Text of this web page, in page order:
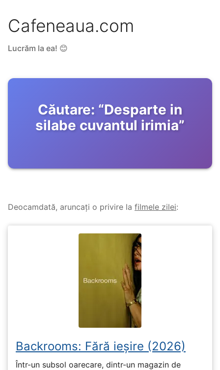
Cafeneaua.com
Lucrăm la ea! 😊
Căutare: “Desparte in
silabe cuvantul irimia”
Deocamdată, aruncați o privire la filmele zilei:
Backrooms: Fără ieșire (2026)
Într-un subsol oarecare, dintr-un magazin de